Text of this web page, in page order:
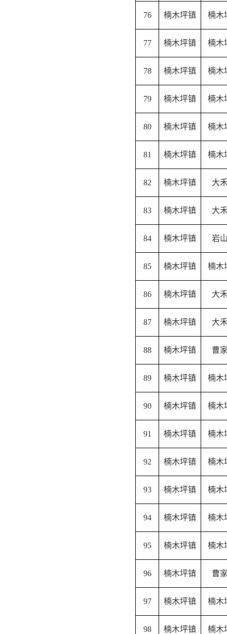
76 楠木坪镇 楠木
77 楠木坪镇 楠木
78 楠木坪镇 楠木
79 楠木坪镇 楠木
80 楠木坪镇 楠木
81 楠木坪镇 楠木
82 楠木坪镇 大
83 楠木坪镇 大
84 楠木坪镇 岩
85 楠木坪镇 楠木
86 楠木坪镇 大
87 楠木坪镇 大
88 楠木坪镇 曹
89 楠木坪镇 楠木
90 楠木坪镇 楠木
91 楠木坪镇 楠木
92 楠木坪镇 楠木
93 楠木坪镇 楠木
94 楠木坪镇 楠木
95 楠木坪镇 楠木
96 楠木坪镇 曹
97 楠木坪镇 楠木
98 楠木坪镇 楠木